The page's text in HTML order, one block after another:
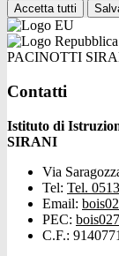
Accetta tutti
PACINOTTI
Contatti
Istituto di
SIRANI
Via
Tel: Tel.
Email:
PEC:
C.F.: